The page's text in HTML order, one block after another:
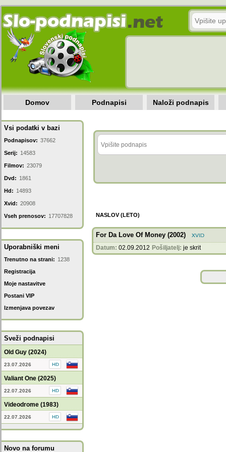
Domov Podnapisi Naloži podnapis
Vsi podatki v bazi
Podnapisov: 37662
Serij: 14583
Filmov: 23079
Dvd: 1861
Hd: 14893
Xvid: 20908
Vseh prenosov: 17707828
Uporabniški meni
Trenutno na strani: 1238
Registracija
Moje nastavitve
Postani VIP
Izmenjava povezav
Sveži podnapisi
Old Guy (2024)
23.07.2026
Valiant One (2025)
22.07.2026
Videodrome (1983)
22.07.2026
Novo na forumu
NASLOV (LETO)
For Da Love Of Money (2002)
Datum: 02.09.2012 Pošiljatelj: je skrit